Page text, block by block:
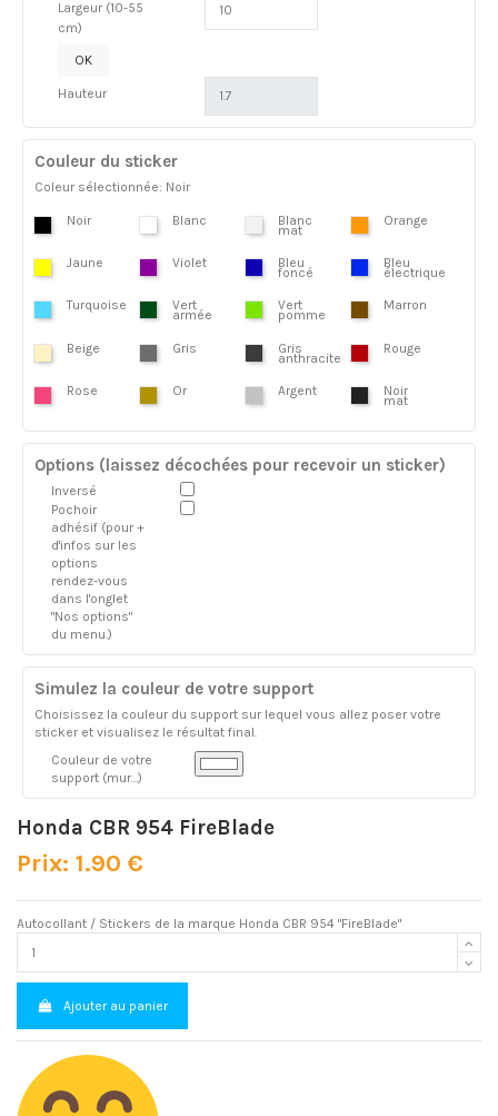
Largeur (10-55
cm)
OK
Hauteur
Couleur du sticker
Coleur sélectionnée: Noir
Noir Blanc Blanc
mat
Orange
Jaune Violet Bleu
foncé
Bleu
électrique
Turquoise Vert
armée
Vert
pomme
Marron
Beige Gris Gris
anthracite
Rouge
Rose Or Argent Noir
mat
Options (laissez décochées pour recevoir un sticker)
Inversé
Pochoir
adhésif (pour +
d'infos sur les
options
rendez-vous
dans l'onglet
"Nos options"
du menu.)
Simulez la couleur de votre support
Choisissez la couleur du support sur lequel vous allez poser votre
sticker et visualisez le résultat final.
Couleur de votre
support (mur...)
Honda CBR 954 FireBlade
Prix: 1.90 €
Autocollant / Stickers de la marque Honda CBR 954 "FireBlade"
Ajouter au panier